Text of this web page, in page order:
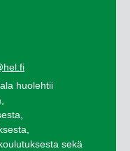
huolehtii
sekä